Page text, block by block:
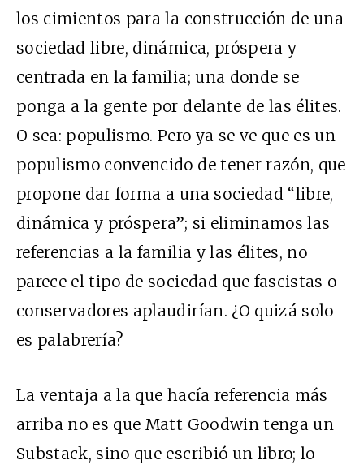
los cimientos para la construcción de una
sociedad libre, dinámica, próspera y
centrada en la familia; una donde se
ponga a la gente por delante de las élites.
O sea: populismo. Pero ya se ve que es un
populismo convencido de tener razón, que
propone dar forma a una sociedad “libre,
dinámica y próspera”; si eliminamos las
referencias a la familia y las élites, no
parece el tipo de sociedad que fascistas o
conservadores aplaudirían. ¿O quizá solo
es palabrería?
La ventaja a la que hacía referencia más
arriba no es que Matt Goodwin tenga un
Substack, sino que escribió un libro; lo